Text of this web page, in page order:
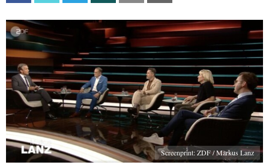
Screenprint: ZDF / Markus Lanz